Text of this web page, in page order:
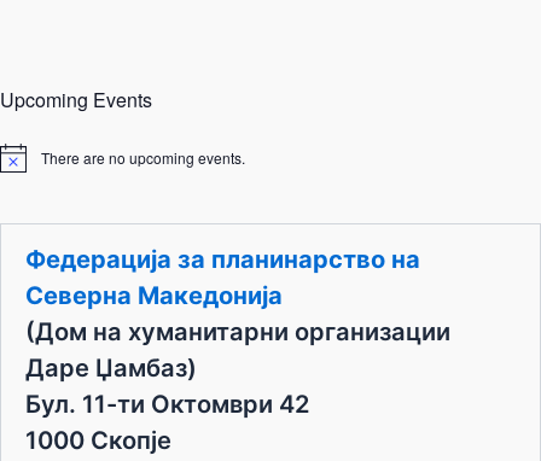
Upcoming Events
N
i
There are no upcoming events.
Федерација за планинарство на
Северна Македонија
(Дом на хуманитарни организации
Даре Џамбаз)
Бул. 11-ти Октомври 42
1000 Скопје